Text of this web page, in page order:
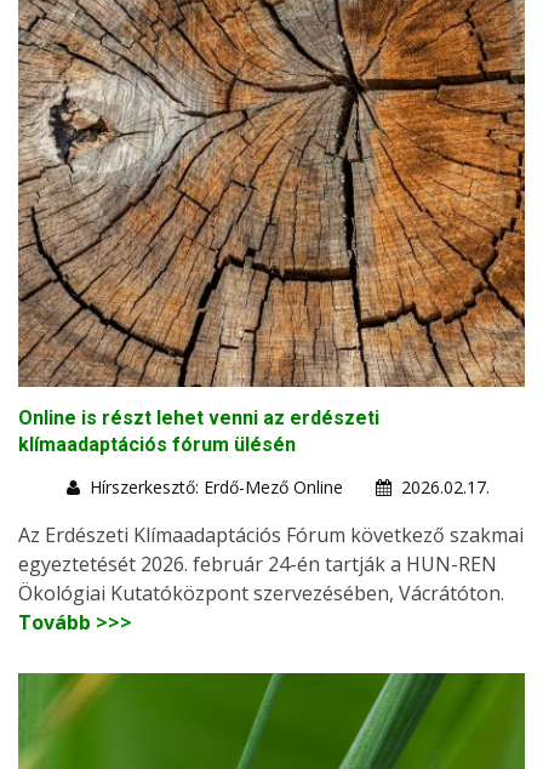
Online is részt lehet venni az erdészeti
klímaadaptációs fórum ülésén
Hírszerkesztő: Erdő-Mező Online
2026.02.17.
Az Erdészeti Klímaadaptációs Fórum következő szakmai
egyeztetését 2026. február 24-én tartják a HUN-REN
Ökológiai Kutatóközpont szervezésében, Vácrátóton.
Tovább >>>